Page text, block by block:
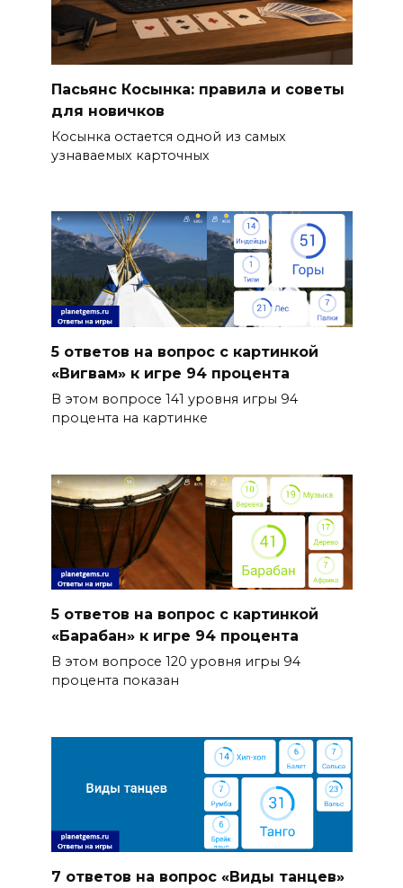
Пасьянс Косынка: правила и советы
для новичков
Косынка остается одной из самых
узнаваемых карточных
5 ответов на вопрос с картинкой
«Вигвам» к игре 94 процента
В этом вопросе 141 уровня игры 94
процента на картинке
5 ответов на вопрос с картинкой
«Барабан» к игре 94 процента
В этом вопросе 120 уровня игры 94
процента показан
7 ответов на вопрос «Виды танцев»